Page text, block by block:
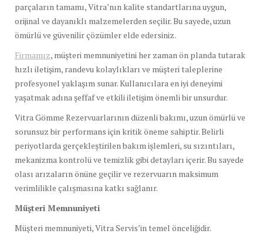
parçaların tamamı, Vitra’nın kalite standartlarına uygun,
orijinal ve dayanıklı malzemelerden seçilir. Bu sayede, uzun
ömürlü ve güvenilir çözümler elde edersiniz.
Firmamız, müşteri memnuniyetini her zaman ön planda tutarak
hızlı iletişim, randevu kolaylıkları ve müşteri taleplerine
profesyonel yaklaşım sunar. Kullanıcılara en iyi deneyimi
yaşatmak adına şeffaf ve etkili iletişim önemli bir unsurdur.
Vitra Gömme Rezervuarlarının düzenli bakımı, uzun ömürlü ve
sorunsuz bir performans için kritik öneme sahiptir. Belirli
periyotlarda gerçekleştirilen bakım işlemleri, su sızıntıları,
mekanizma kontrolü ve temizlik gibi detayları içerir. Bu sayede
olası arızaların önüne geçilir ve rezervuarın maksimum
verimlilikle çalışmasına katkı sağlanır.
Müşteri Memnuniyeti
Müşteri memnuniyeti, Vitra Servis’in temel önceliğidir.